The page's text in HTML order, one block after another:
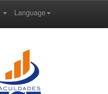
Language